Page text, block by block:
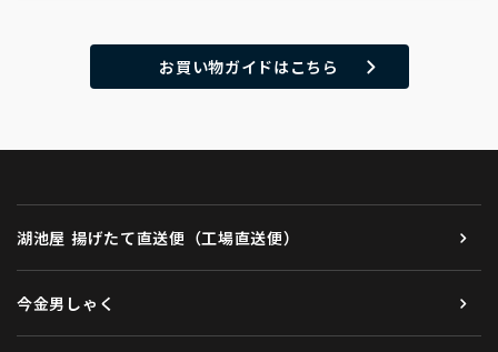
お買い物ガイドはこちら
湖池屋 揚げたて直送便（工場直送便）
今金男しゃく